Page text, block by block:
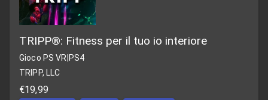
TRIPP®: Fitness per il tuo io interiore
Gioco PS VR PS4
TRIPP, LLC
€19,99